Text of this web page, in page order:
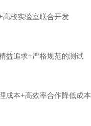
高校实验室联合开发
益追求+严格规范的测试
成本+高效率合作降低成本